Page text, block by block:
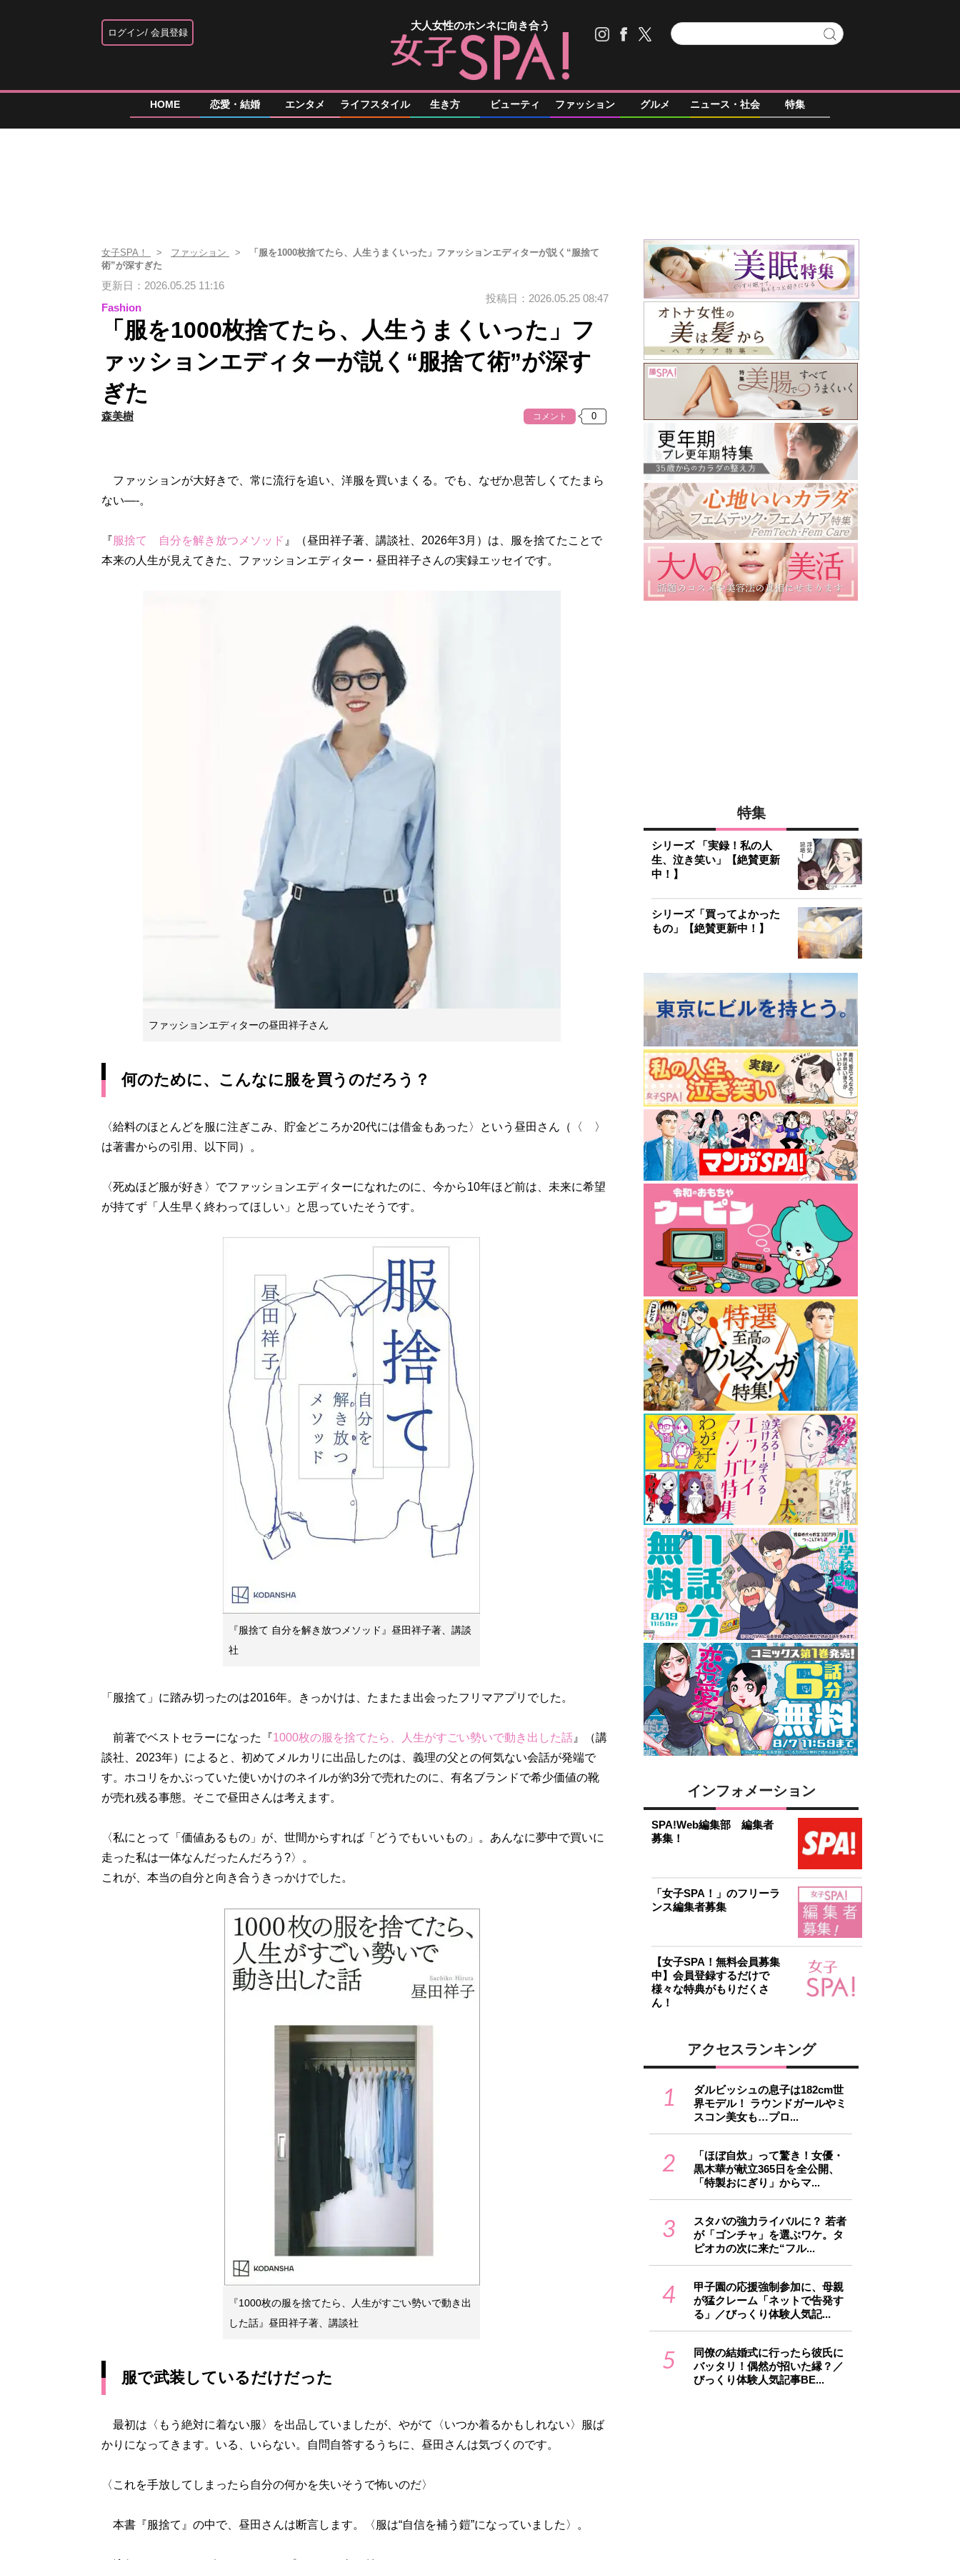
ログイン 会員登録
大人女性のホンネに向き合う
HOME 恋愛・結婚 エンタメ ライフスタイル 生き方 ビューティ ファッション グルメ ニュース・社会 特集
女子SPA！ ファッション
「服を1000枚捨てたら、人生うまくいった」ファッションエディターが説く“服捨て
術”が深すぎた
更新日：2026.05.25 11:16
Fashion
投稿日：2026.05.25 08:47
「服を1000枚捨てたら、人生うまくいった」フ
ァッションエディターが説く“服捨て術”が深す
ぎた
森美樹 コメント
ファッションが大好きで、常に流行を追い、洋服を買いまくる。でも、なぜか息苦しくてたまら
ない―‐。
『服捨て 自分を解き放つメソッド 』（昼田祥子著、講談社、2026年3月）は、服を捨てたことで
本来の人生が見えてきた、ファッションエディター・昼田祥子さんの実録エッセイです。
ファッションエディターの昼田祥子さん
何のために、こんなに服を買うのだろう？
〈給料のほとんどを服に注ぎこみ、貯金どころか20代には借金もあった〉という昼田さん（〈 〉
は著書からの引用、以下同）。
〈死ぬほど服が好き〉でファッションエディターになれたのに、今から10年ほど前は、未来に希望
が持てず「人生早く終わってほしい」と思っていたそうです。
『服捨て 自分を解き放つメソッド』昼田祥子著、講談
社
「服捨て」に踏み切ったのは2016年。きっかけは、たまたま出会ったフリマアプリでした。
前著でベストセラーになった『1000枚の服を捨てたら、人生がすごい勢いで動き出した話 』（講
談社、2023年）によると、初めてメルカリに出品したのは、義理の父との何気ない会話が発端で
す。ホコリをかぶっていた使いかけのネイルが約3分で売れたのに、有名ブランドで希少価値の靴
が売れ残る事態。そこで昼田さんは考えます。
〈私にとって「価値あるもの」が、世間からすれば「どうでもいいもの」。あんなに夢中で買いに
走った私は一体なんだったんだろう?〉。
これが、本当の自分と向き合うきっかけでした。
『1000枚の服を捨てたら、人生がすごい勢いで動き出
した話』昼田祥子著、講談社
服で武装しているだけだった
最初は〈もう絶対に着ない服〉を出品していましたが、やがて〈いつか着るかもしれない〉服ば
かりになってきます。いる、いらない。自問自答するうちに、昼田さんは気づくのです。
〈これを手放してしまったら自分の何かを失いそうで怖いのだ〉
本書『服捨て』の中で、昼田さんは断言します。〈服は“自信を補う鎧”になっていました〉。
特集
シリーズ 「実録！私の人
生、泣き笑い」【絶賛更新
中！】
シリーズ「買ってよかった
もの」【絶賛更新中！】
インフォメーション
SPA!Web編集部 編集者
募集！
「女子SPA！」のフリーラ
ンス編集者募集
【女子SPA！無料会員募集
中】会員登録するだけで
様々な特典がもりだくさ
ん！
アクセスランキング
1
ダルビッシュの息子は182cm世
界モデル！ ラウンドガールやミ
スコン美女も…プロ...
2
「ほぼ自炊」って驚き！女優・
黒木華が献立365日を全公開、
「特製おにぎり」からマ...
3
スタバの強力ライバルに？ 若者
が「ゴンチャ」を選ぶワケ。タ
ピオカの次に来た“フル...
4
甲子園の応援強制参加に、母親
が猛クレーム「ネットで告発す
る」／びっくり体験人気記...
5
同僚の結婚式に行ったら彼氏に
バッタリ！偶然が招いた縁？／
びっくり体験人気記事BE...